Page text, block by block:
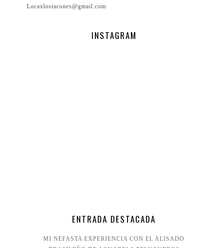
Locaxlostacones@gmail.com
INSTAGRAM
ENTRADA DESTACADA
MI NEFASTA EXPERIENCIA CON EL ALISADO